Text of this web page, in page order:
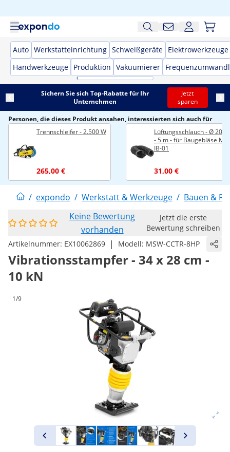
Auto Werkstatteinrichtung Schweißgeräte Elektrowerkzeuge
Handwerkzeuge Produktion Vakuumierer
Sichern Sie sich Top-Rabatte für Ihr
Unternehmen
Jetzt
sparen
Personen, die dieses Produkt ansahen, interessierten sich auch für
Trennschleifer - 2.500 W
265,00 €
Lüftungsschlauch - Ø 200
- 5 m - für Baugebläse
IB-01
31,00 €
/ expondo / Werkstatt & Werkzeuge / Bauen &
Keine Bewertung
vorhanden
Jetzt die erste
Bewertung schreiben
Artikelnummer: EX10062869 | Modell: MSW-CCTR-8HP
Vibrationsstampfer - 34 x 28 cm -
10 kN
1/9